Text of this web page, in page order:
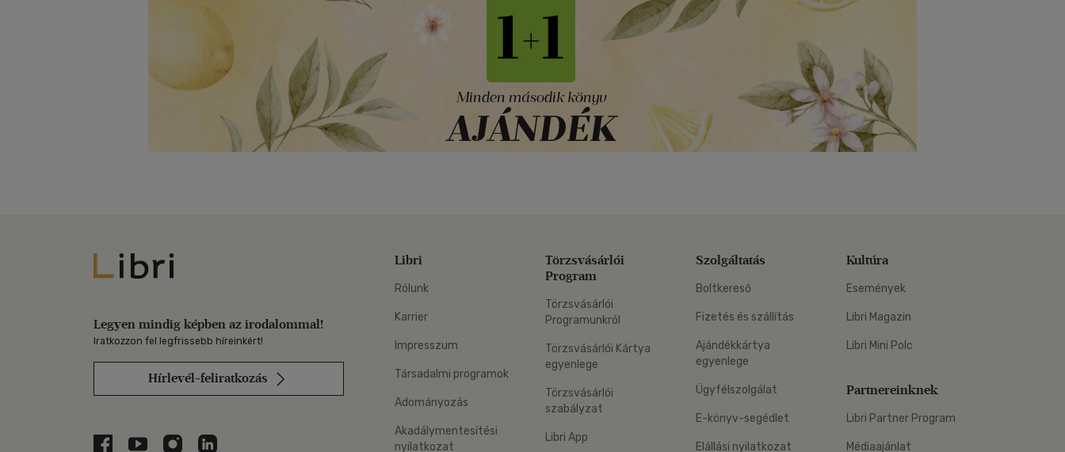
Libri
Legyen mindig képben az irodalommal!
Iratkozzon fel legfrissebb híreinkért!
Hírlevél-feliratkozás
Libri a Facebookon
Libri a Youtube-on
Libri az Instagramon
Libri a LinkedInen
Libri
Rólunk
Karrier
Impresszum
Társadalmi programok
Adományozás
Akadálymentesítési
nyilatkozat
Törzsvásárlói
Program
Törzsvásárlói
Programunkról
Törzsvásárlói Kártya
egyenlege
Törzsvásárlói
szabályzat
Libri App
Szolgáltatás
Boltkereső
Fizetés és szállítás
Ajándékkártya
egyenlege
Ügyfélszolgálat
E-könyv-segédlet
Elállási nyilatkozat
Kultúra
Események
Libri Magazin
Libri Mini Polc
Partnereinknek
Libri Partner Program
Médiaajánlat